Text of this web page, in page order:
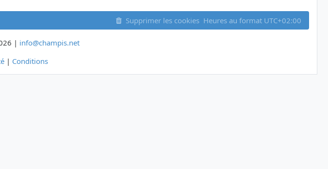
Supprimer les cookies Heures au format UTC+02:00
| info@champis.net
| Conditions